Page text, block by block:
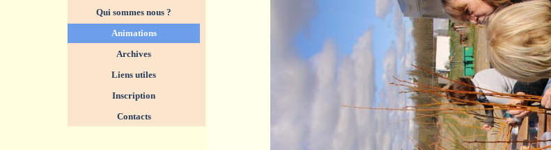
Qui sommes nous ?
Animations
Archives
Liens utiles
Inscription
Contacts